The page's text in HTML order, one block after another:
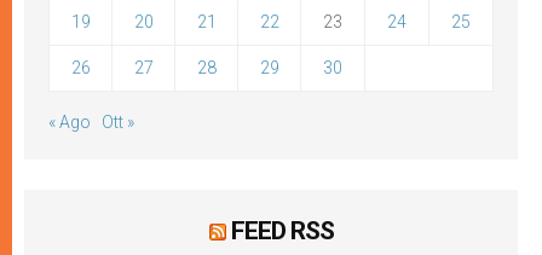
19 20 21 22 23 24 25
26 27 28 29 30
« Ago Ott »
FEED RSS